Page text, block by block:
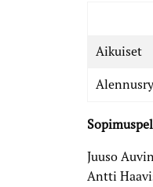
Aikuiset
Juuso
Antti